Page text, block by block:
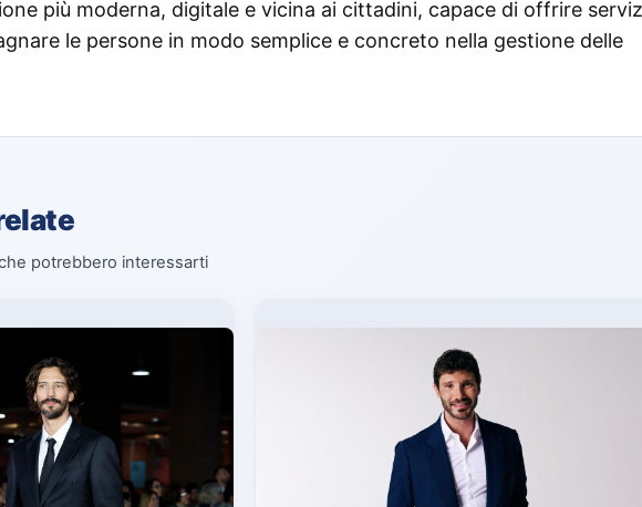
più moderna, digitale e vicina ai cittadini, capace di offrire
le persone in modo semplice e concreto nella gestione delle
potrebbero interessarti